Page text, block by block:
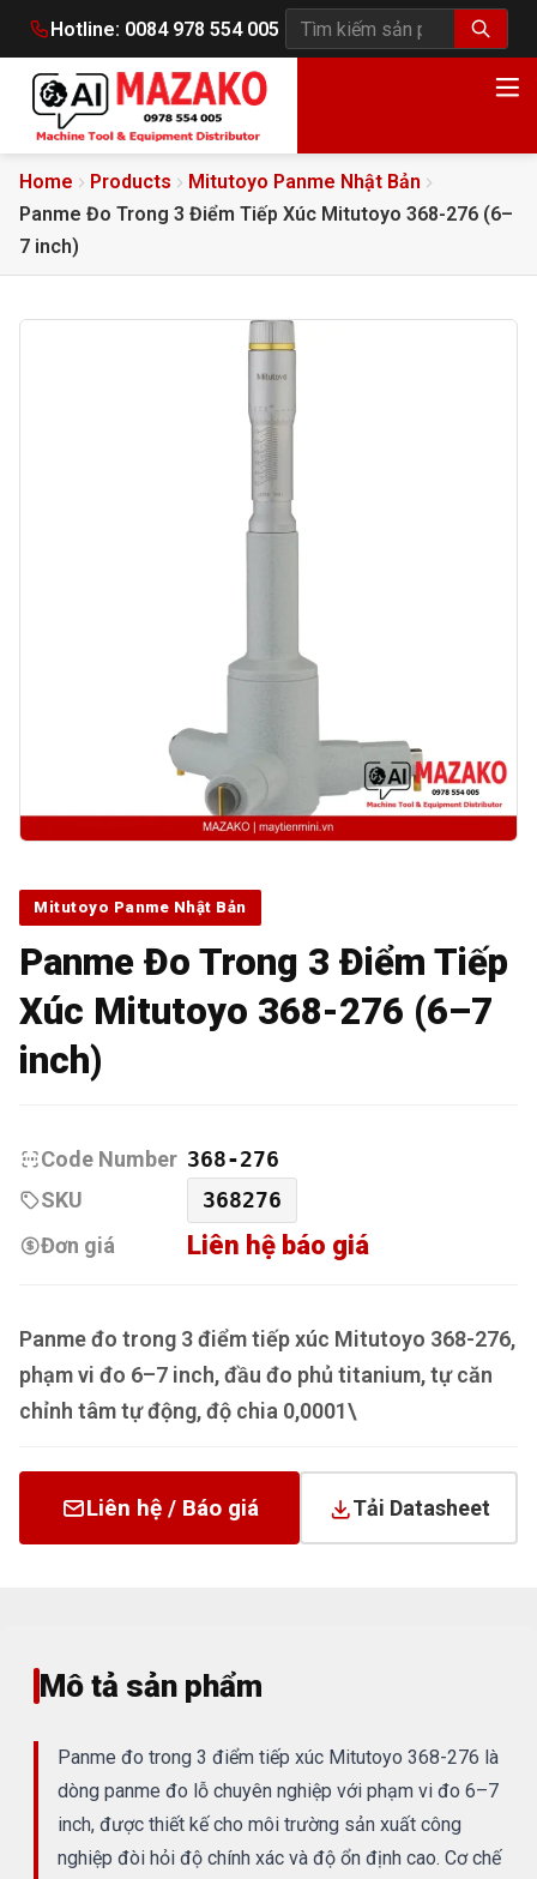
Hotline: 0084 978 554 005
Tìm kiếm sản phẩm
Home Products
Mitutoyo Panme Nhật Bản
Panme Đo Trong 3 Điểm Tiếp Xúc Mitutoyo 368-276 (6–
7 inch)
Mitutoyo Panme Nhật Bản
Panme Đo Trong 3 Điểm Tiếp
Xúc Mitutoyo 368-276 (6–7
inch)
Code Number 368-276
SKU
368276
Đơn giá
Liên hệ báo giá
Panme đo trong 3 điểm tiếp xúc Mitutoyo 368-276,
phạm vi đo 6–7 inch, đầu đo phủ titanium, tự căn
chỉnh tâm tự động, độ chia 0,0001\
Liên hệ / Báo giá Tải Datasheet
Mô tả sản phẩm
Panme đo trong 3 điểm tiếp xúc Mitutoyo 368-276 là
dòng panme đo lỗ chuyên nghiệp với phạm vi đo 6–7
inch, được thiết kế cho môi trường sản xuất công
nghiệp đòi hỏi độ chính xác và độ ổn định cao. Cơ chế